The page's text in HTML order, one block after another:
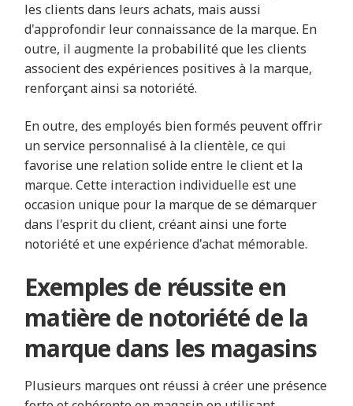
les clients dans leurs achats, mais aussi
d'approfondir leur connaissance de la marque. En
outre, il augmente la probabilité que les clients
associent des expériences positives à la marque,
renforçant ainsi sa notoriété.
En outre, des employés bien formés peuvent offrir
un service personnalisé à la clientèle, ce qui
favorise une relation solide entre le client et la
marque. Cette interaction individuelle est une
occasion unique pour la marque de se démarquer
dans l'esprit du client, créant ainsi une forte
notoriété et une expérience d'achat mémorable.
Exemples de réussite en
matière de notoriété de la
marque dans les magasins
Plusieurs marques ont réussi à créer une présence